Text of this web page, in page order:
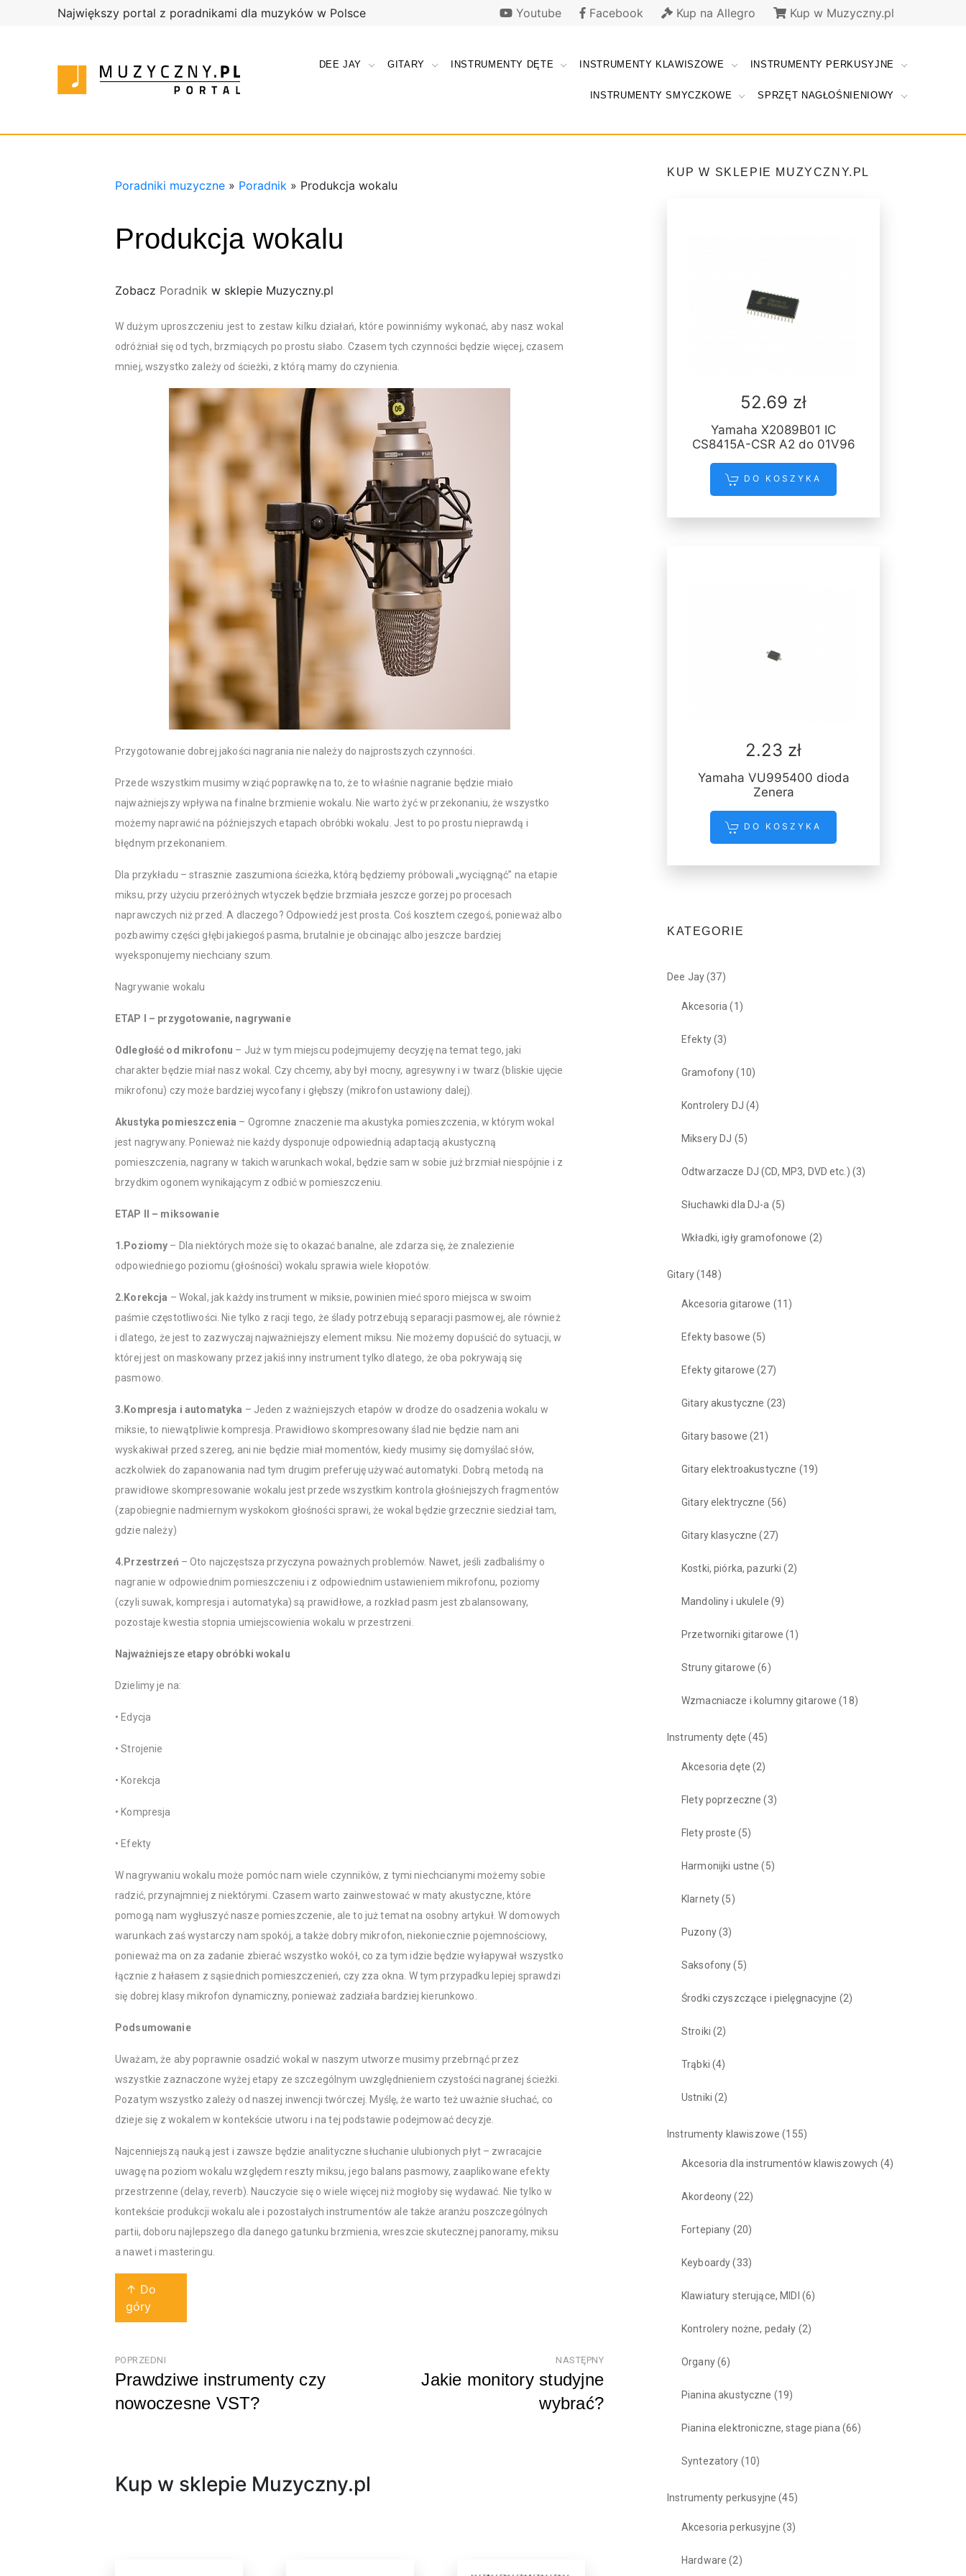
Największy portal z poradnikami dla muzyków w Polsce Youtube Facebook Kup na Allegro Kup w Muzyczny.pl
Muzyczny.pl
Sklep
DEE JAY GITARY INSTRUMENTY DĘTE INSTRUMENTY KLAWISZOWE INSTRUMENTY PERKUSYJNE
INSTRUMENTY SMYCZKOWE SPRZĘT NAGŁOŚNIENIOWY
Poradniki muzyczne » Poradnik » Produkcja wokalu
Produkcja wokalu
Zobacz Poradnik w sklepie Muzyczny.pl
W dużym uproszczeniu jest to zestaw kilku działań, które powinniśmy wykonać, aby nasz wokal
odróżniał się od tych, brzmiących po prostu słabo. Czasem tych czynności będzie więcej, czasem
mniej, wszystko zależy od ścieżki, z którą mamy do czynienia.
Przygotowanie dobrej jakości nagrania nie należy do najprostszych czynności.
Przede wszystkim musimy wziąć poprawkę na to, że to właśnie nagranie będzie miało
najważniejszy wpływa na finalne brzmienie wokalu. Nie warto żyć w przekonaniu, że wszystko
możemy naprawić na późniejszych etapach obróbki wokalu. Jest to po prostu nieprawdą i
błędnym przekonaniem.
Dla przykładu – strasznie zaszumiona ścieżka, którą będziemy próbowali „wyciągnąć” na etapie
miksu, przy użyciu przeróżnych wtyczek będzie brzmiała jeszcze gorzej po procesach
naprawczych niż przed. A dlaczego? Odpowiedź jest prosta. Coś kosztem czegoś, ponieważ albo
pozbawimy części głębi jakiegoś pasma, brutalnie je obcinając albo jeszcze bardziej
wyeksponujemy niechciany szum.
Nagrywanie wokalu
ETAP I – przygotowanie, nagrywanie
Odległość od mikrofonu – Już w tym miejscu podejmujemy decyzję na temat tego, jaki
charakter będzie miał nasz wokal. Czy chcemy, aby był mocny, agresywny i w twarz (bliskie ujęcie
mikrofonu) czy może bardziej wycofany i głębszy (mikrofon ustawiony dalej).
Akustyka pomieszczenia – Ogromne znaczenie ma akustyka pomieszczenia, w którym wokal
jest nagrywany. Ponieważ nie każdy dysponuje odpowiednią adaptacją akustyczną
pomieszczenia, nagrany w takich warunkach wokal, będzie sam w sobie już brzmiał niespójnie i z
brzydkim ogonem wynikającym z odbić w pomieszczeniu.
ETAP II – miksowanie
1.Poziomy – Dla niektórych może się to okazać banalne, ale zdarza się, że znalezienie
odpowiedniego poziomu (głośności) wokalu sprawia wiele kłopotów.
2.Korekcja – Wokal, jak każdy instrument w miksie, powinien mieć sporo miejsca w swoim
paśmie częstotliwości. Nie tylko z racji tego, że ślady potrzebują separacji pasmowej, ale również
i dlatego, że jest to zazwyczaj najważniejszy element miksu. Nie możemy dopuścić do sytuacji, w
której jest on maskowany przez jakiś inny instrument tylko dlatego, że oba pokrywają się
pasmowo.
3.Kompresja i automatyka – Jeden z ważniejszych etapów w drodze do osadzenia wokalu w
miksie, to niewątpliwie kompresja. Prawidłowo skompresowany ślad nie będzie nam ani
wyskakiwał przed szereg, ani nie będzie miał momentów, kiedy musimy się domyślać słów,
aczkolwiek do zapanowania nad tym drugim preferuję używać automatyki. Dobrą metodą na
prawidłowe skompresowanie wokalu jest przede wszystkim kontrola głośniejszych fragmentów
(zapobiegnie nadmiernym wyskokom głośności sprawi, że wokal będzie grzecznie siedział tam,
gdzie należy)
4.Przestrzeń – Oto najczęstsza przyczyna poważnych problemów. Nawet, jeśli zadbaliśmy o
nagranie w odpowiednim pomieszczeniu i z odpowiednim ustawieniem mikrofonu, poziomy
(czyli suwak, kompresja i automatyka) są prawidłowe, a rozkład pasm jest zbalansowany,
pozostaje kwestia stopnia umiejscowienia wokalu w przestrzeni.
Najważniejsze etapy obróbki wokalu
Dzielimy je na:
• Edycja
• Strojenie
• Korekcja
• Kompresja
• Efekty
W nagrywaniu wokalu może pomóc nam wiele czynników, z tymi niechcianymi możemy sobie
radzić, przynajmniej z niektórymi. Czasem warto zainwestować w maty akustyczne, które
pomogą nam wygłuszyć nasze pomieszczenie, ale to już temat na osobny artykuł. W domowych
warunkach zaś wystarczy nam spokój, a także dobry mikrofon, niekoniecznie pojemnościowy,
ponieważ ma on za zadanie zbierać wszystko wokół, co za tym idzie będzie wyłapywał wszystko
łącznie z hałasem z sąsiednich pomieszczenień, czy zza okna. W tym przypadku lepiej sprawdzi
się dobrej klasy mikrofon dynamiczny, ponieważ zadziała bardziej kierunkowo.
Podsumowanie
Uważam, że aby poprawnie osadzić wokal w naszym utworze musimy przebrnąć przez
wszystkie zaznaczone wyżej etapy ze szczególnym uwzględnieniem czystości nagranej ścieżki.
Pozatym wszystko zależy od naszej inwencji twórczej. Myślę, że warto też uważnie słuchać, co
dzieje się z wokalem w kontekście utworu i na tej podstawie podejmować decyzje.
Najcenniejszą nauką jest i zawsze będzie analityczne słuchanie ulubionych płyt – zwracajcie
uwagę na poziom wokalu względem reszty miksu, jego balans pasmowy, zaaplikowane efekty
przestrzenne (delay, reverb). Nauczycie się o wiele więcej niż mogłoby się wydawać. Nie tylko w
kontekście produkcji wokalu ale i pozostałych instrumentów ale także aranżu poszczególnych
partii, doboru najlepszego dla danego gatunku brzmienia, wreszcie skutecznej panoramy, miksu
a nawet i masteringu.
↑ Do
góry
Nawigacja
wpisu
POPRZEDNI
Prawdziwe instrumenty czy
nowoczesne VST?
NASTĘPNY
Jakie monitory studyjne
wybrać?
Kup w sklepie Muzyczny.pl
KUP W SKLEPIE MUZYCZNY.PL
52.69 zł
Yamaha X2089B01 IC
CS8415A-CSR A2 do 01V96
DO KOSZYKA
2.23 zł
Yamaha VU995400 dioda
Zenera
DO KOSZYKA
KATEGORIE
Dee Jay(37)
Akcesoria (1)
Efekty(3)
Gramofony(10)
Kontrolery DJ (4)
Miksery DJ (5)
Odtwarzacze DJ (CD, MP3, DVD etc.) (3)
Słuchawki dla DJ-a (5)
Wkładki, igły gramofonowe (2)
Gitary(148)
Akcesoria gitarowe (11)
Efekty basowe (5)
Efekty gitarowe (27)
Gitary akustyczne (23)
Gitary basowe (21)
Gitary elektroakustyczne (19)
Gitary elektryczne (56)
Gitary klasyczne (27)
Kostki, piórka, pazurki (2)
Mandoliny i ukulele (9)
Przetworniki gitarowe (1)
Struny gitarowe (6)
Wzmacniacze i kolumny gitarowe (18)
Instrumenty dęte (45)
Akcesoria dęte (2)
Flety poprzeczne (3)
Flety proste (5)
Harmonijki ustne (5)
Klarnety(5)
Puzony(3)
Saksofony(5)
Środki czyszczące i pielęgnacyjne (2)
Stroiki (2)
Trąbki (4)
Ustniki (2)
Instrumenty klawiszowe (155)
Akcesoria dla instrumentów klawiszowych (4)
Akordeony(22)
Fortepiany (20)
Keyboardy(33)
Klawiatury sterujące, MIDI (6)
Kontrolery nożne, pedały (2)
Organy(6)
Pianina akustyczne (19)
Pianina elektroniczne, stage piana (66)
Syntezatory (10)
Instrumenty perkusyjne (45)
Akcesoria perkusyjne (3)
Hardware (2)